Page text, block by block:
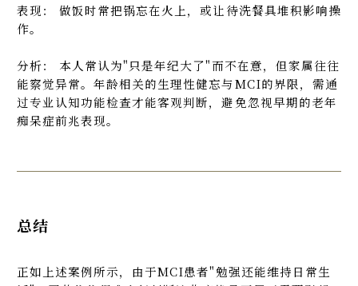
表现： 做饭时常把锅忘在火上，或让待洗餐具堆积影响操
作。
分析： 本人常认为"只是年纪大了"而不在意，但家属往往
能察觉异常。年龄相关的生理性健忘与MCI的界限，需通
过专业认知功能检查才能客观判断，避免忽视早期的老年
痴呆症前兆表现。
总结
正如上述案例所示，由于MCI患者"勉强还能维持日常生